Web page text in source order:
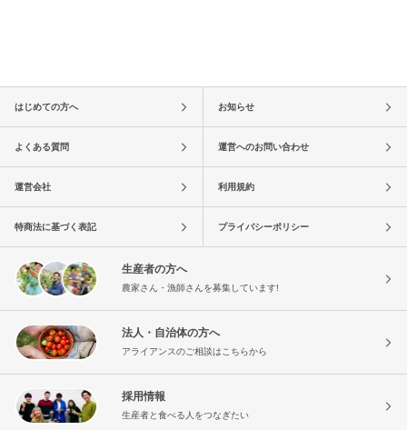
はじめての方へ お知らせ
よくある質問 運営へのお問い合わせ
運営会社 利用規約
特商法に基づく表記 プライバシーポリシー
生産者の方へ
農家さん・漁師さんを募集しています!
法人・自治体の方へ
アライアンスのご相談はこちらから
採用情報
生産者と食べる人をつなぎたい